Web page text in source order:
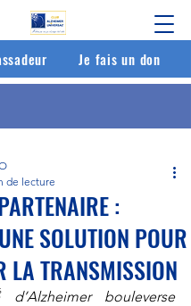
Je fais un don
:
SOLUTION POUR
LA TRANSMISSION
de lecture
bouleverse